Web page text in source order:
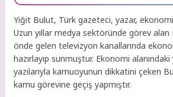
Yiğit Bulut, Türk gazeteci, yazar,
Uzun yıllar medya sektöründe görev alan
önde gelen televizyon kanallarında
hazırlayıp sunmuştur. Ekonomi
yazılarıyla kamuoyunun dikkatini çeken
kamu görevine geçiş yapmıştır.